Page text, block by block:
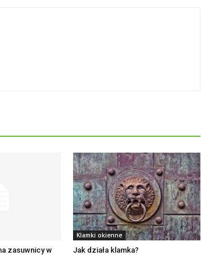
zasuwnicy w
Klamki okienne
Jak działa klamka?